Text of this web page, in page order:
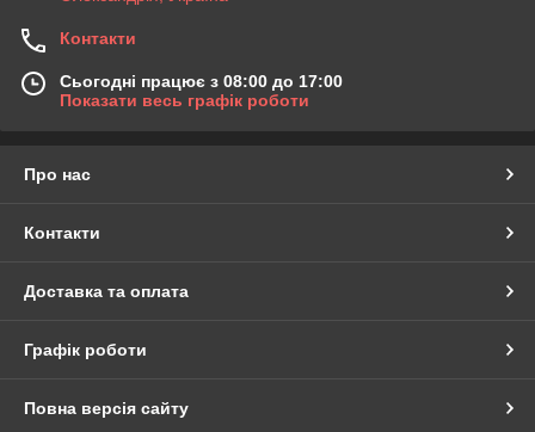
Контакти
Сьогодні працює з 08:00 до 17:00
Показати весь графік роботи
Про нас
Контакти
Доставка та оплата
Графік роботи
Повна версія сайту